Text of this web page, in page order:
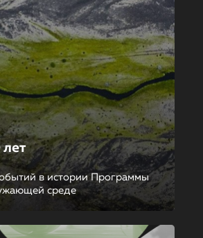
в истории Программы
среде